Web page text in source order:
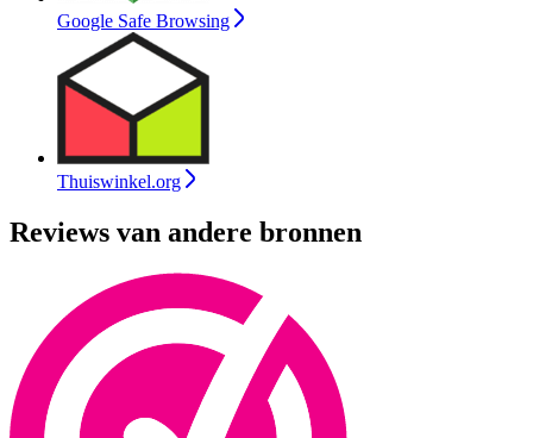
Google Safe Browsing
Thuiswinkel.org
Reviews van andere bronnen